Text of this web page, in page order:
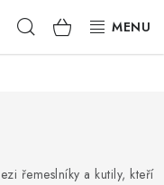
Hledat NÁKUPNÍ
KOŠÍK
řemeslníky a kutily, kteří